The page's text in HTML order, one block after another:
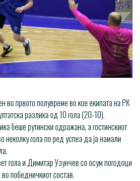
во првото полувреме во кое екипата на РК
разлика од 10 гола (20-10).
беше рутински одражана, а гостинскиот
неколку гола по ред успеа да ја намали
гола и Димитар Узунчев со осум погодоци
победничкиот состав.